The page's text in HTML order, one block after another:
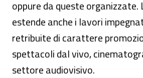
oppure da queste
estende anche i lavori
retribuite di carattere
spettacoli dal vivo,
settore audiovisivo.